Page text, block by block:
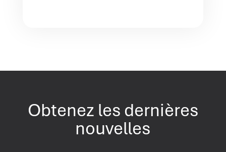
Obtenez les dernières
nouvelles